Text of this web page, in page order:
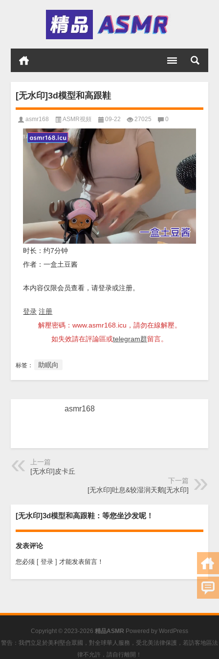
[无水印]3d模型和高跟鞋
asmr168 ASMR視頻 09-22 27025 0
时长：约7分钟
作者：一盒土豆酱
本内容仅限会员查看，请登录或注册。
登录 注册
解壓密碼：www.asmr168.icu，請勿在線解壓。
如失效請在評論區或telegram群留言。
标签： 助眠向
asmr168
上一篇
[无水印]皮卡丘
下一篇
[无水印]吐息&较湿润天鹅[无水印]
[无水印]3d模型和高跟鞋：等您坐沙发呢！
发表评论
您必须 [ 登录 ] 才能发表留言！
Copyright © 2023-2026 精品ASMR Powered by WordPress
警告：我們立足於美利堅合眾國，對全球華人服務，受北美法律保護，若訪客地區法
律不允許，請自行離開！